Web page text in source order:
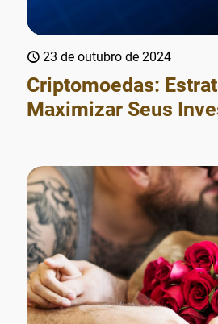
23 de outubro de 2024
Criptomoedas:
Maximizar Seus